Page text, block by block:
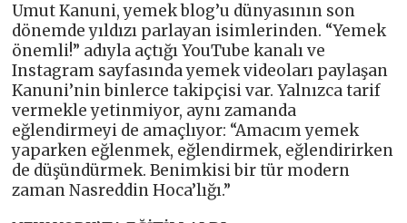
Umut Kanuni, yemek blog’u dünyasının son
dönemde yıldızı parlayan isimlerinden. “Yemek
önemli!” adıyla açtığı YouTube kanalı ve
Instagram sayfasında yemek videoları paylaşan
Kanuni’nin binlerce takipçisi var. Yalnızca tarif
vermekle yetinmiyor, aynı zamanda
eğlendirmeyi de amaçlıyor: “Amacım yemek
yaparken eğlenmek, eğlendirmek, eğlendirirken
de düşündürmek. Benimkisi bir tür modern
zaman Nasreddin Hoca’lığı.”